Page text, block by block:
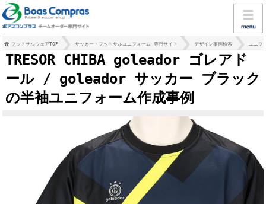
フットサルウェアTOP サッカー・フットサルユニフォーム 専門サイト デザイン事例検索 ユニフ
TRESOR CHIBA goleador ゴレアド
ール / goleador サッカー ブラック
の半袖ユニフォーム作成事例